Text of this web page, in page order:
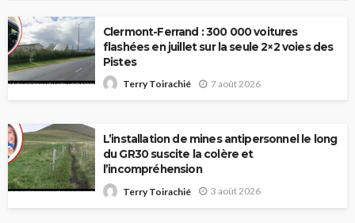
Clermont-Ferrand : 300 000 voitures
flashées en juillet sur la seule 2×2 voies des
Pistes
Terry Toirachié 7 août 2026
L’installation de mines antipersonnel le long
du GR30 suscite la colère et
l’incompréhension
Terry Toirachié 3 août 2026